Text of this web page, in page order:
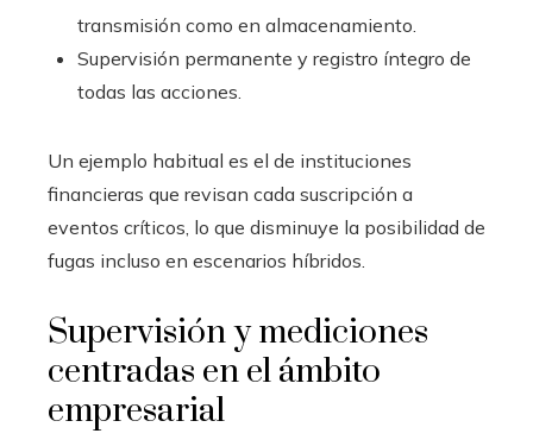
transmisión como en almacenamiento.
Supervisión permanente y registro íntegro de
todas las acciones.
Un ejemplo habitual es el de instituciones
financieras que revisan cada suscripción a
eventos críticos, lo que disminuye la posibilidad de
fugas incluso en escenarios híbridos.
Supervisión y mediciones
centradas en el ámbito
empresarial